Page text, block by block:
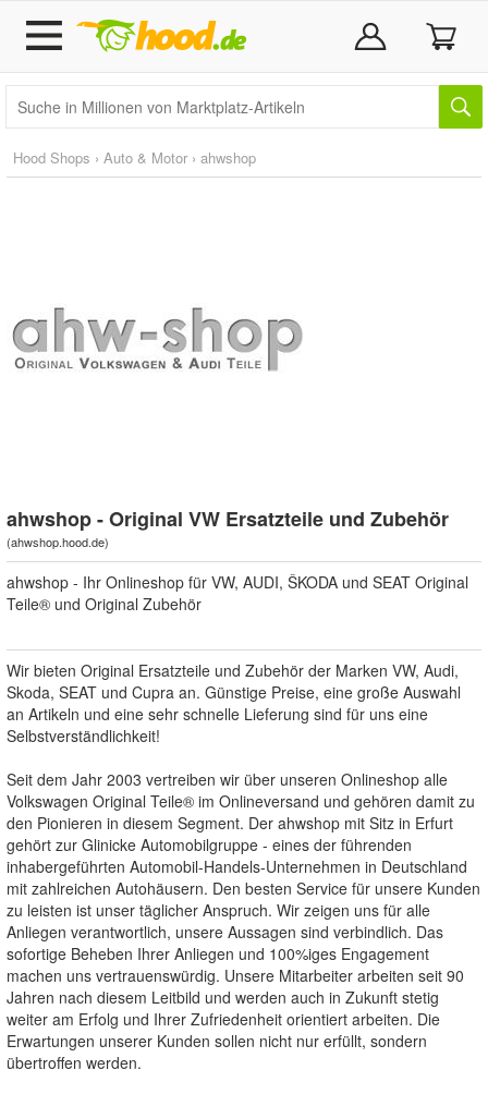
Hood Shops › Auto & Motor › ahwshop
ahwshop - Original VW Ersatzteile und Zubehör
(ahwshop.hood.de)
ahwshop - Ihr Onlineshop für VW, AUDI, ŠKODA und SEAT Original
Teile® und Original Zubehör
Wir bieten Original Ersatzteile und Zubehör der Marken VW, Audi,
Skoda, SEAT und Cupra an. Günstige Preise, eine große Auswahl
an Artikeln und eine sehr schnelle Lieferung sind für uns eine
Selbstverständlichkeit!
Seit dem Jahr 2003 vertreiben wir über unseren Onlineshop alle
Volkswagen Original Teile® im Onlineversand und gehören damit zu
den Pionieren in diesem Segment. Der ahwshop mit Sitz in Erfurt
gehört zur Glinicke Automobilgruppe - eines der führenden
inhabergeführten Automobil-Handels-Unternehmen in Deutschland
mit zahlreichen Autohäusern. Den besten Service für unsere Kunden
zu leisten ist unser täglicher Anspruch. Wir zeigen uns für alle
Anliegen verantwortlich, unsere Aussagen sind verbindlich. Das
sofortige Beheben Ihrer Anliegen und 100%iges Engagement
machen uns vertrauenswürdig. Unsere Mitarbeiter arbeiten seit 90
Jahren nach diesem Leitbild und werden auch in Zukunft stetig
weiter am Erfolg und Ihrer Zufriedenheit orientiert arbeiten. Die
Erwartungen unserer Kunden sollen nicht nur erfüllt, sondern
übertroffen werden.